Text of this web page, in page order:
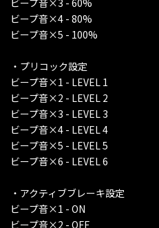
ビープ音×3 - 60%
ビープ音×4 - 80%
ビープ音×5 - 100%
・プリコック設定
ビープ音×1 - LEVEL 1
ビープ音×2 - LEVEL 2
ビープ音×3 - LEVEL 3
ビープ音×4 - LEVEL 4
ビープ音×5 - LEVEL 5
ビープ音×6 - LEVEL 6
・アクティブブレーキ設定
ビープ音×1 - ON
ビープ音×2 - OFF